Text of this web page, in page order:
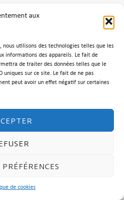
aux
nous utilisons des technologies telles que les
informations des appareils. Le fait de
de traiter des données telles que le
uniques sur ce site. Le fait de ne pas
peut avoir un effet négatif sur certaines
de cookies